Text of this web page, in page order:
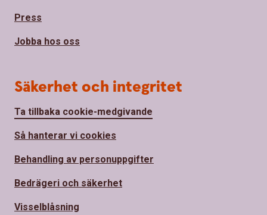
Press
Jobba hos oss
Säkerhet och integritet
Ta tillbaka cookie-medgivande
Så hanterar vi cookies
Behandling av personuppgifter
Bedrägeri och säkerhet
Visselblåsning